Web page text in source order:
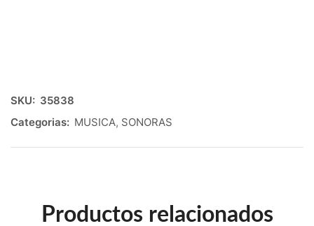
SKU: 35838
Categorias: MUSICA, SONORAS
Productos relacionados